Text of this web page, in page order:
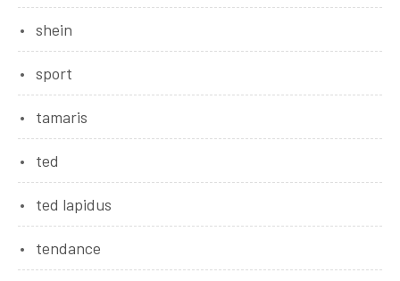
shein
sport
tamaris
ted
ted lapidus
tendance